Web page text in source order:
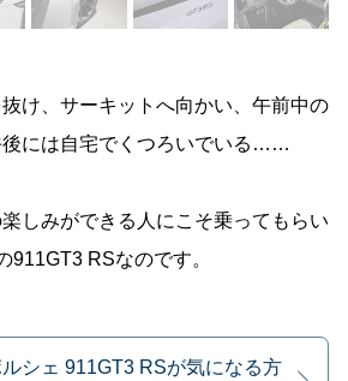
け、サーキットへ向かい、午前中の
後には自宅でくつろいでいる……
しみができる人にこそ乗ってもらい
911GT3 RSなのです。
シェ 911GT3 RSが気になる方